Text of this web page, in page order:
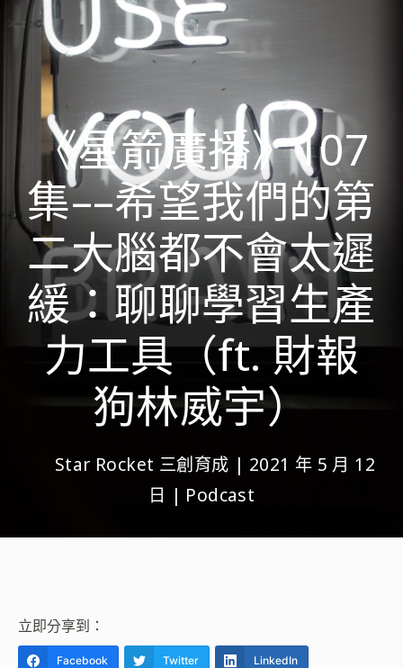
《星箭廣播》107
集––希望我們的第
二大腦都不會太遲
緩：聊聊學習生產
力工具（ft. 財報
狗林威宇）
Star Rocket 三創育成 | 2021 年 5 月 12
日 | Podcast
立即分享到：
Facebook Twitter LinkedIn